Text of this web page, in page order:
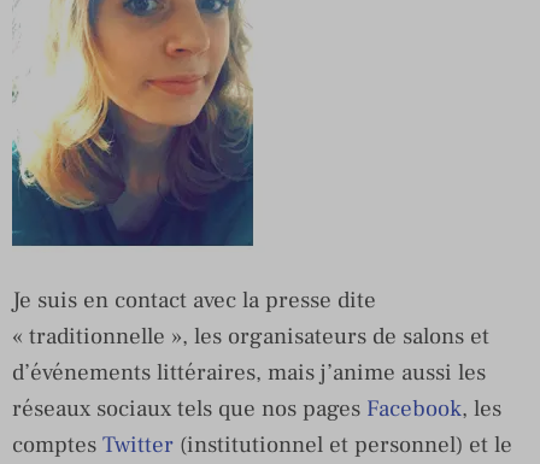
Je suis en contact avec la presse dite
« traditionnelle », les organisateurs de salons et
d’événements littéraires, mais j’anime aussi les
réseaux sociaux tels que nos pages Facebook, les
comptes Twitter (institutionnel et personnel) et le